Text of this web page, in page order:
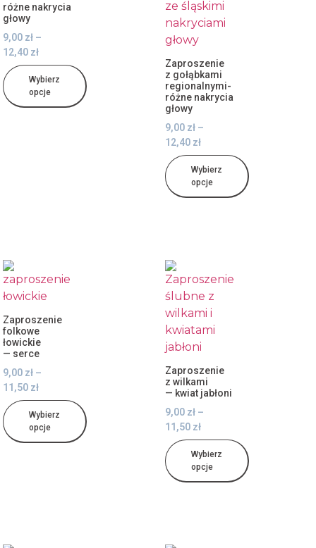
różne nakrycia
głowy
9,00 zł –
12,40 zł
Wybierz
opcje
Zaproszenie
z gołąbkami
regionalnymi-
różne nakrycia
głowy
9,00 zł –
12,40 zł
Wybierz
opcje
Zaproszenie
folkowe
łowickie
— serce
9,00 zł –
11,50 zł
Wybierz
opcje
Zaproszenie
z wilkami
— kwiat jabłoni
9,00 zł –
11,50 zł
Wybierz
opcje